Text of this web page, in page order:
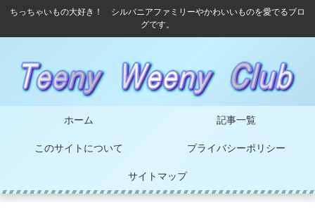
ちっちゃいもの大好き！ シルバニアファミリーやかわいいものを愛でるブロ
グです。
ホーム 記事一覧
このサイトについて プライバシーポリシー
サイトマップ